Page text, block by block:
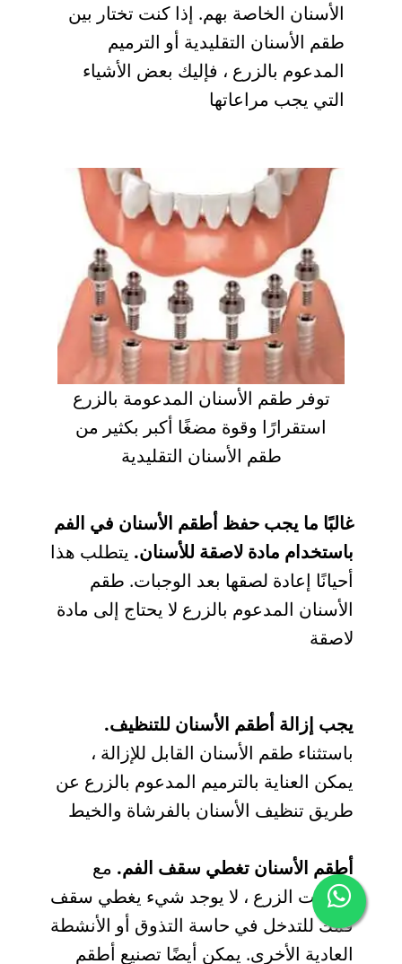
الأسنان الخاصة بهم. إذا كنت تختار بين
طقم الأسنان التقليدية أو الترميم
المدعوم بالزرع ، فإليك بعض الأشياء
التي يجب مراعاتها
توفر طقم الأسنان المدعومة بالزرع
استقرارًا وقوة مضغًا أكبر بكثير من
طقم الأسنان التقليدية
غالبًا ما يجب حفظ أطقم الأسنان في الفم
باستخدام مادة لاصقة للأسنان. يتطلب هذا
أحيانًا إعادة لصقها بعد الوجبات. طقم
الأسنان المدعوم بالزرع لا يحتاج إلى مادة
لاصقة
يجب إزالة أطقم الأسنان للتنظيف.
باستثناء طقم الأسنان القابل للإزالة ،
يمكن العناية بالترميم المدعوم بالزرع عن
طريق تنظيف الأسنان بالفرشاة والخيط
أطقم الأسنان تغطي سقف الفم. مع
عمليات الزرع ، لا يوجد شيء يغطي سقف
فمك للتدخل في حاسة التذوق أو الأنشطة
العادية الأخرى. يمكن أيضًا تصنيع أطقم